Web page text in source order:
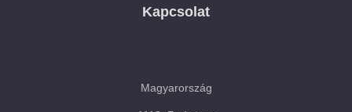
Kapcsolat
Magyarország